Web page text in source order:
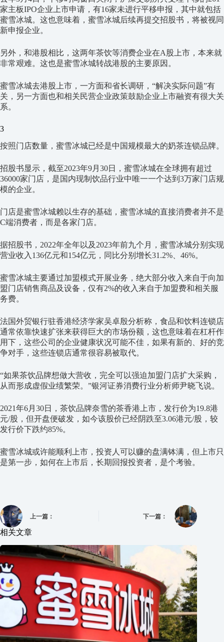
家主板IPO企业上市申请，有16家未进行平移申报，其中就包括
蜜雪冰城。这也意味着，蜜雪冰城后续再提交招股书，将被视同
新申报企业。
另外，和港股相比，这两年茶饮等消费企业在A股上市，本来就
非常艰难。这也是蜜雪冰城转战港股的主要原因。
蜜雪冰城去港股上市，一方面和省长调研，“解决实际问题”有
关，另一方面也和相关民营企业政策鼓励企业上市融资有很大关
系。
3
按照门店数量，蜜雪冰城已经是中国规模最大的奶茶连锁品牌。
招股书显示，截至2023年9月30日，蜜雪冰城在全球拥有超过
36000家门店，是国内现制饮品行业中唯一一个达到3万家门店规
模的企业。
门店是蜜雪冰城赖以生存的基础，蜜雪冰城的直接消费者并不是
C端消费者，而是各家门店。
据招股书，2022年全年以及2023年前九个月，蜜雪冰城分别实现
营业收入136亿元和154亿元，同比分别增长31.2%、46%。
蜜雪冰城主要通过加盟模式开展业务，绝大部分收入来自于向加
盟门店销售商品及设备，仅有2%的收入来自于加盟费和相关服
务费。
法国外贸银行驻香港经济学家吴卓殷分析称，食品和饮料连锁店
通常依靠快速扩张来获得巨大的市场份额，这也意味着在杠杆作
用下，这些公司的企业健康状况可能不佳，如果有新的、好的竞
争对手，这些连锁店通常很容易被取代。
“如果茶饮品牌想做大营收，完全可以强迫加盟门店扩大采购，
从而形成虚假业绩繁荣。”银河证券消费行业分析师尹晓飞说。
2021年6月30日，茶饮品牌奈雪的茶香港上市，发行价为19.8港
元/股，但开盘便破发，如今该股价已经阴跌至3.06港元/股，较
发行价下跌约85%。
蜜雪冰城或许能顺利上市，投资人可以赚的盘满钵满，但上市只
是第一步，如何在上市后，长期回报投资者，是个考验。
上一篇： 下一篇：
相关文章